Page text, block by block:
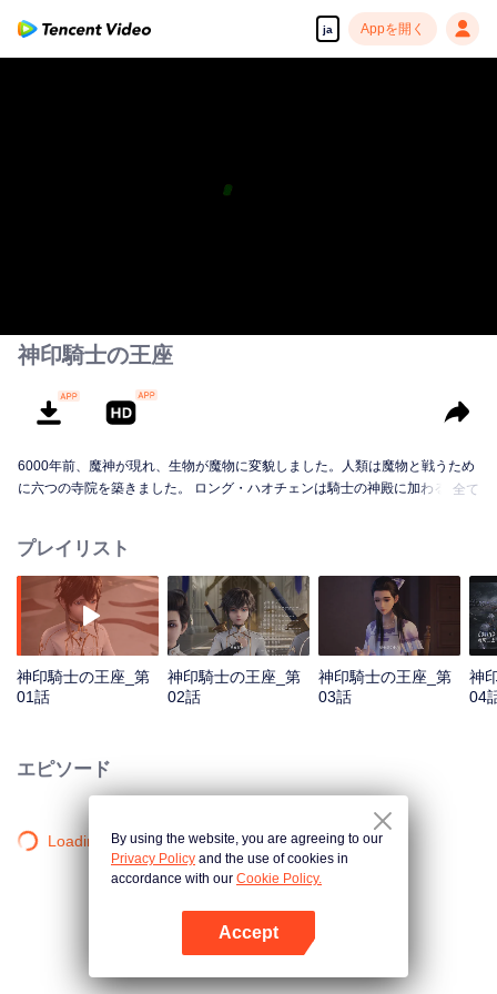
ja Appを開く
神印騎士の王座
6000年前、魔神が現れ、生物が魔物に変貌しました。人類は魔物と戦うため
に六つの寺院を築きました。 ロング・ハオチェンは騎士の神殿に加わる。彼
ロングは封印の玉座を獲得し、騎士の神殿で最高の栄誉を授かることができ
るのか？全ては未だ明かされていない。
全て
プレイリスト
神印騎士の王座_第
01話
神印騎士の王座_第
02話
神印騎士の王座_第
03話
神
04
エピソード
Loading…By using the website, you are agreeing to our
Privacy Policy and the use of cookies in
accordance with our Cookie Policy.
Accept